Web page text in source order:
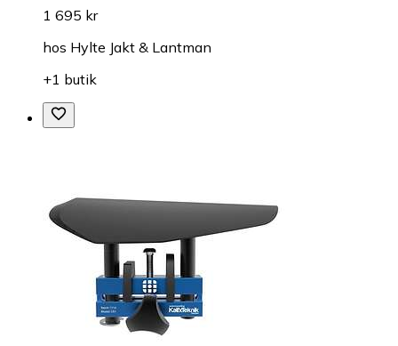
1 695 kr
hos Hylte Jakt & Lantman
+1 butik